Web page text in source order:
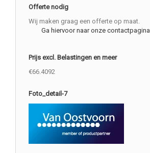
Offerte nodig
Wij maken graag een offerte op maat.
Ga hiervoor naar onze contactpagina.
Prijs excl. Belastingen en meer
€66.4092
Foto_detail-7